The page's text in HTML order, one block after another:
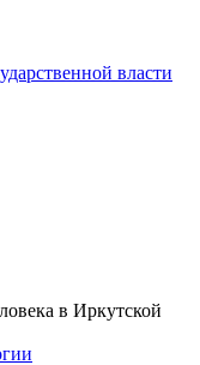
власти
в Иркутской